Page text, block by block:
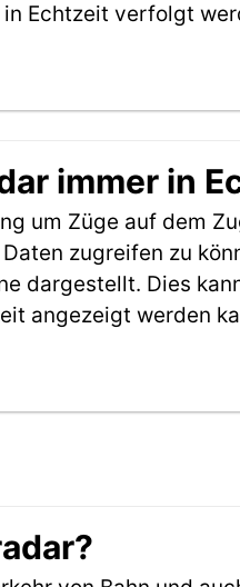
Echtzeit verfolgt
immer in
um Züge auf dem
zugreifen zu
dargestellt. Dies
angezeigt werden